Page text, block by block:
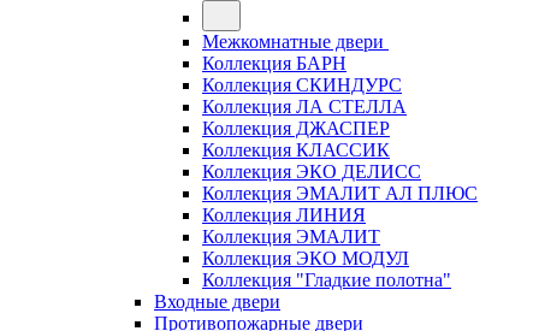
Межкомнатные двери
Коллекция БАРН
Коллекция СКИНДУРС
Коллекция ЛА СТЕЛЛА
Коллекция ДЖАСПЕР
Коллекция КЛАССИК
Коллекция ЭКО ДЕЛИСС
Коллекция ЭМАЛИТ АЛ ПЛЮС
Коллекция ЛИНИЯ
Коллекция ЭМАЛИТ
Коллекция ЭКО МОДУЛ
Коллекция "Гладкие полотна"
Входные двери
Противопожарные двери